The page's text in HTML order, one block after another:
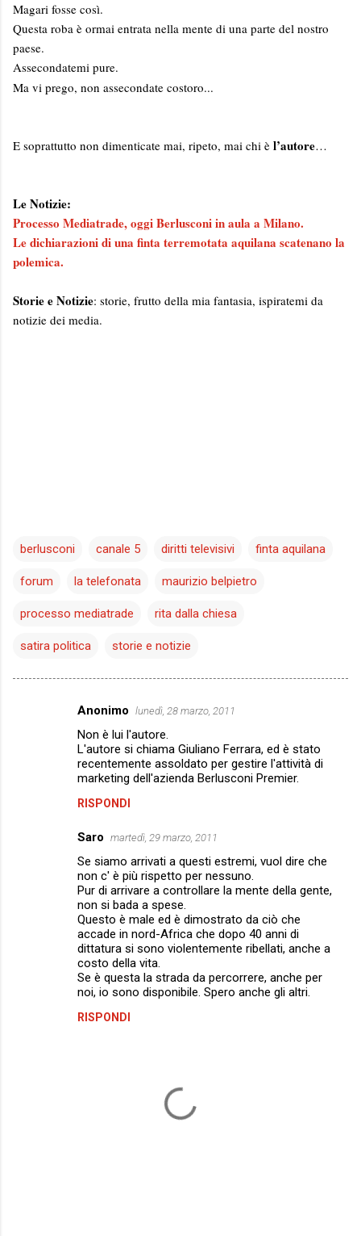
Magari fosse così.
Questa roba è ormai entrata nella mente di una parte del nostro
paese.
Assecondatemi pure.
Ma vi prego, non assecondate costoro...
E soprattutto non dimenticate mai, ripeto, mai chi è l’autore…
Le Notizie:
Processo Mediatrade, oggi Berlusconi in aula a Milano.
Le dichiarazioni di una finta terremotata aquilana scatenano la
polemica.
Storie e Notizie: storie, frutto della mia fantasia, ispiratemi da
notizie dei media.
berlusconi canale 5 diritti televisivi finta aquilana
forum la telefonata maurizio belpietro
processo mediatrade rita dalla chiesa
satira politica storie e notizie
Anonimo lunedì, 28 marzo, 2011
Non è lui l'autore.
L'autore si chiama Giuliano Ferrara, ed è stato
recentemente assoldato per gestire l'attività di
marketing dell'azienda Berlusconi Premier.
RISPONDI
Saro martedì, 29 marzo, 2011
Se siamo arrivati a questi estremi, vuol dire che
non c' è più rispetto per nessuno.
Pur di arrivare a controllare la mente della gente,
non si bada a spese.
Questo è male ed è dimostrato da ciò che
accade in nord-Africa che dopo 40 anni di
dittatura si sono violentemente ribellati, anche a
costo della vita.
Se è questa la strada da percorrere, anche per
noi, io sono disponibile. Spero anche gli altri.
RISPONDI